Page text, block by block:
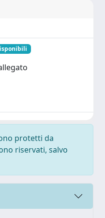
protetti da
riservati, salvo